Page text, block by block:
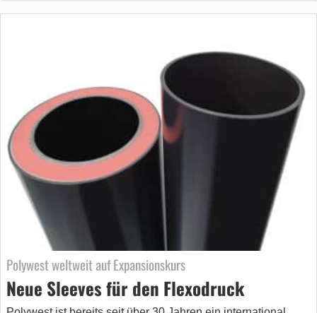
Polywest weltweit auf Expansionskurs
Neue Sleeves für den Flexodruck